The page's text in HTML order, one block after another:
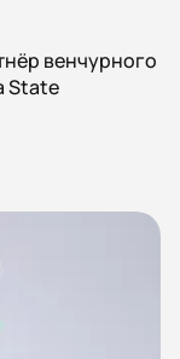
венчурного
State